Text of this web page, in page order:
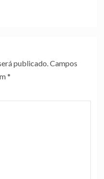
publicado.Campos
*